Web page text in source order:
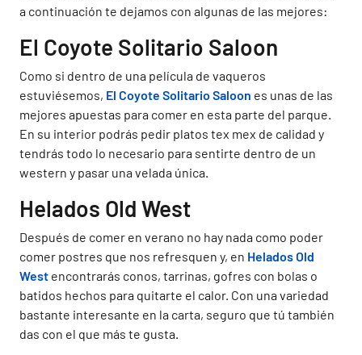
a continuación te dejamos con algunas de las mejores:
El Coyote Solitario Saloon
Como si dentro de una película de vaqueros
estuviésemos, El Coyote Solitario Saloon es unas de las
mejores apuestas para comer en esta parte del parque.
En su interior podrás pedir platos tex mex de calidad y
tendrás todo lo necesario para sentirte dentro de un
western y pasar una velada única.
Helados Old West
Después de comer en verano no hay nada como poder
comer postres que nos refresquen y, en Helados Old
West encontrarás conos, tarrinas, gofres con bolas o
batidos hechos para quitarte el calor. Con una variedad
bastante interesante en la carta, seguro que tú también
das con el que más te gusta.